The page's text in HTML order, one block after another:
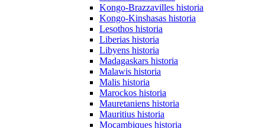
Kongo-Brazzavilles historia
Kongo-Kinshasas historia
Lesothos historia
Liberias historia
Libyens historia
Madagaskars historia
Malawis historia
Malis historia
Marockos historia
Mauretaniens historia
Mauritius historia
Moçambiques historia